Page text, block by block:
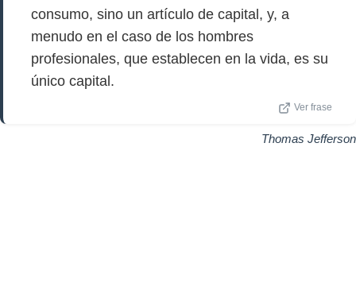
consumo, sino un artículo de capital, y, a
menudo en el caso de los hombres
profesionales, que establecen en la vida, es su
único capital.
Ver frase
Thomas Jefferson